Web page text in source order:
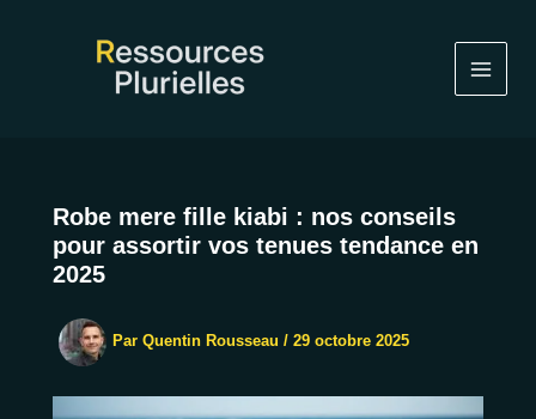
Robe mere fille kiabi : nos conseils
pour assortir vos tenues tendance en
2025
Par Quentin Rousseau / 29 octobre 2025